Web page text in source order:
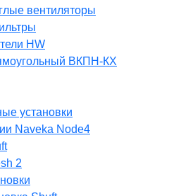
вентиляторы
HW
ВКПН-КХ
установки
Naveka Node4
2